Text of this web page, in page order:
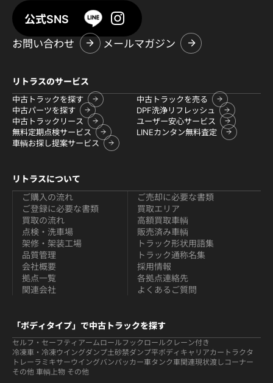
公式SNS
お問い合わせ
メールマガジン
リトラスのサービス
中古トラックを探す
中古トラックを売る
中古パーツを探す
DPF洗浄リフレッシュ
中古トラックリース
ユーザー安心サービス
無料定期点検サービス
LINEカンタン無料査定
車輌お探し提案サービス
リトラスについて
ご購入の流れ
ご登録に必要な書類
買取の流れ
ご売却に必要な書類
買取エリア
高額買取車輌
点検・洗車場
架修・架装工場
品質管理
販売済み車輌
トラック形状用語集
トラック通称名集
会社概要
拠点一覧
関連会社
採用情報
各拠点連絡先
よくあるご質問
「ボディタイプ」で中古トラックを探す
セルフ・セーフティ アームロールフックロールクレーン付き
冷凍車・冷凍ウイングダンプ土砂禁ダンプ平ボディ キャリアカー トラクタ
トレーラ ミキサーウイングバンパッカー車タンク車関連現状渡しコーナー
その他 車輌 上物 その他